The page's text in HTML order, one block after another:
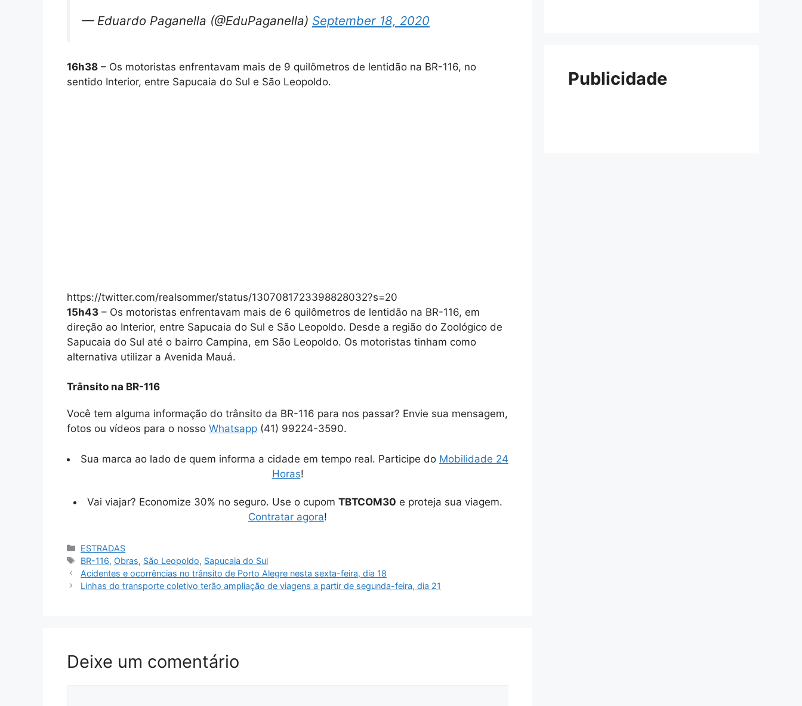
— Eduardo Paganella (@EduPaganella) September 18, 2020
16h38 – Os motoristas enfrentavam mais de 9 quilômetros de lentidão na BR-116, no
sentido Interior, entre Sapucaia do Sul e São Leopoldo.
https://twitter.com/realsommer/status/1307081723398828032?s=20
15h43 – Os motoristas enfrentavam mais de 6 quilômetros de lentidão na BR-116, em
direção ao Interior, entre Sapucaia do Sul e São Leopoldo. Desde a região do Zoológico de
Sapucaia do Sul até o bairro Campina, em São Leopoldo. Os motoristas tinham como
alternativa utilizar a Avenida Mauá.
Trânsito na BR-116
Você tem alguma informação do trânsito da BR-116 para nos passar? Envie sua mensagem,
fotos ou vídeos para o nosso Whatsapp (41) 99224-3590.
Sua marca ao lado de quem informa a cidade em tempo real. Participe do Mobilidade 24
Horas!
Vai viajar? Economize 30% no seguro. Use o cupom TBTCOM30 e proteja sua viagem.
Contratar agora!
Categorias
ESTRADAS
Tags
BR-116, Obras, São Leopoldo, Sapucaia do Sul
Acidentes e ocorrências no trânsito de Porto Alegre nesta sexta-feira, dia 18
Linhas do transporte coletivo terão ampliação de viagens a partir de segunda-feira, dia 21
Deixe um comentário
Publicidade